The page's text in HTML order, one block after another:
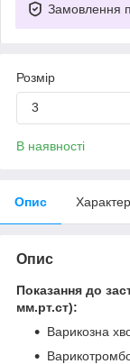
Замовлення
Розмір
3
В наявності
Опис
Опис
Показання до
мм.рт.ст):
Варикозна